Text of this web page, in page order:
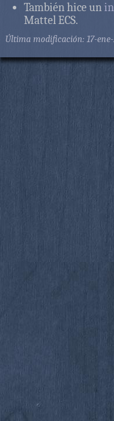
También hice un
Mattel ECS.
Última modificación: 17-ene-